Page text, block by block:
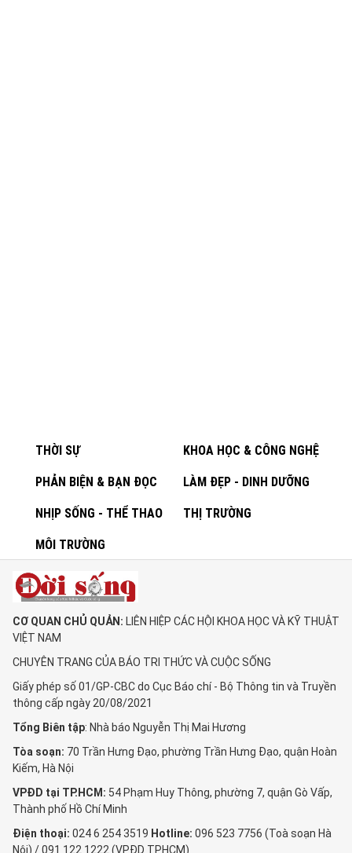
THỜI SỰ KHOA HỌC & CÔNG NGHỆ
PHẢN BIỆN & BẠN ĐỌC LÀM ĐẸP - DINH DƯỠNG
NHỊP SỐNG - THỂ THAO THỊ TRƯỜNG
MÔI TRƯỜNG
CƠ QUAN CHỦ QUẢN: LIÊN HIỆP CÁC HỘI KHOA HỌC VÀ KỸ THUẬT
VIỆT NAM
CHUYÊN TRANG CỦA BÁO TRI THỨC VÀ CUỘC SỐNG
Giấy phép số 01/GP-CBC do Cục Báo chí - Bộ Thông tin và Truyền
thông cấp ngày 20/08/2021
Tổng Biên tập: Nhà báo Nguyễn Thị Mai Hương
Tòa soạn: 70 Trần Hưng Đạo, phường Trần Hưng Đạo, quận Hoàn
Kiếm, Hà Nội
VPĐD tại TP.HCM: 54 Phạm Huy Thông, phường 7, quận Gò Vấp,
Thành phố Hồ Chí Minh
Điện thoại: 024 6 254 3519 Hotline: 096 523 7756 (Toà soạn Hà
Nội) / 091 122 1222 (VPĐD TPHCM)